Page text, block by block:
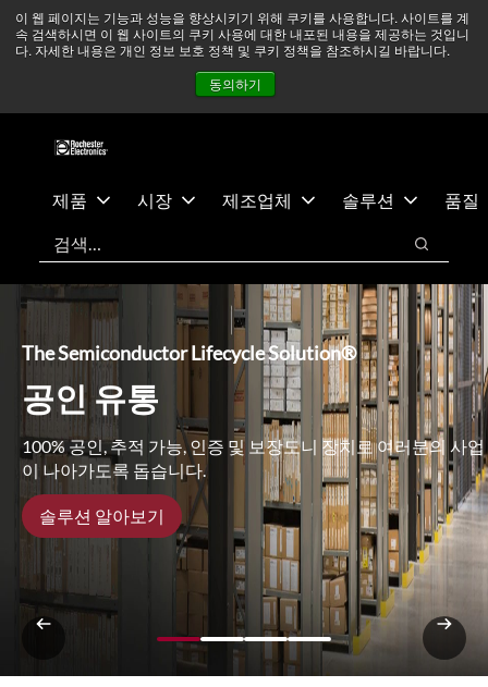
이 웹 페이지는 기능과 성능을 향상시키기 위해 쿠키를 사용합니다. 사이트를 계
속 검색하시면 이 웹 사이트의 쿠키 사용에 대한 내포된 내용을 제공하는 것입니
다. 자세한 내용은 개인 정보 보호 정책 및 쿠키 정책을 참조하시길 바랍니다.
동의하기
츠
건
중동 지역 상황을 지속적으로 주시하고 있으며, 모든 서비스는
정상적으로 운영되고 있습니다. 더 읽어보기 →
뉴스
문의하기
제품 시장 제조업체 솔루션
품질
검색
검색
The Semiconductor Lifecycle Solution®
공인 유통
100% 공인, 추적 가능, 인증 및 보장도니 장치로 여러분의 사업
이 나아가도록 돕습니다.
솔루션 알아보기